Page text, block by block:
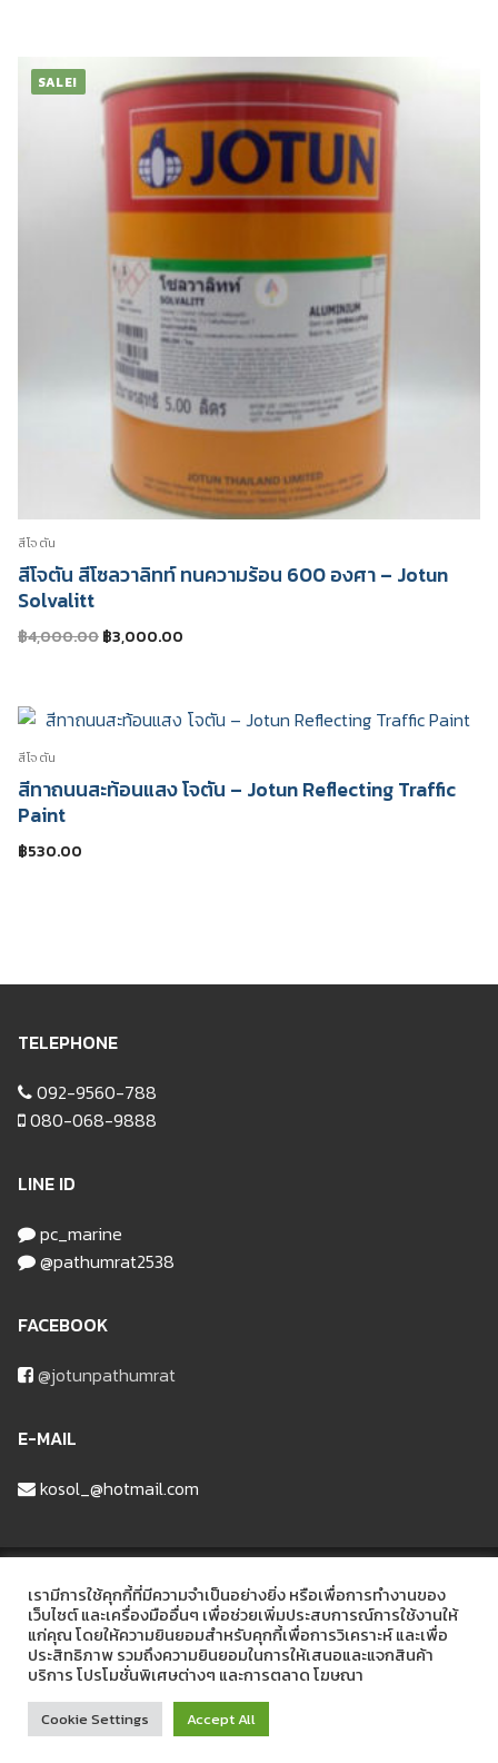
SALE!
สีโจตัน
สีโจตัน สีโซลวาลิทท์ ทนความร้อน 600 องศา – Jotun
Solvalitt
฿4,000.00 Original
price
฿3,000.00
สีโจตัน
สีทาถนนสะท้อนแสง โจตัน – Jotun Reflecting Traffic
Paint
฿530.00
TELEPHONE
092-9560-788
080-068-9888
LINE ID
pc_marine
@pathumrat2538
FACEBOOK
@jotunpathumrat
E-MAIL
kosol_@hotmail.com
บริษัท ปทุมรัฐวัสดุก่อสร้าง จำกัด
ที่อยู่ 48/6 หมู่ที่2 ถนนรังสิต-ลาดหลุมแก้ว ต.บ้านฉาง อ.เมือง จ.ปทุมธานี
12000
Copyright © 2026 Pathumrat – Powered by bytes.in.th
เรามีการใช้คุกกี้ที่มีความจำเป็นอย่างยิ่ง หรือเพื่อการทำงานของ
เว็บไซต์ และเครื่องมืออื่นๆ เพื่อช่วยเพิ่มประสบการณ์การใช้งานให้
แก่คุณ โดยให้ความยินยอมสำหรับคุกกี้เพื่อการวิเคราะห์ และเพื่อ
ประสิทธิภาพ รวมถึงความยินยอมในการให้เสนอและแจกสินค้า
บริการ โปรโมชั่นพิเศษต่างๆ และการตลาด โฆษณา
Cookie Settings Accept All